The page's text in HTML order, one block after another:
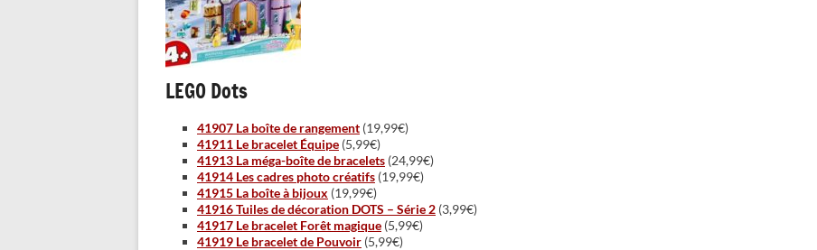
LEGO Dots
41907 La boîte de rangement (19,99€)
41911 Le bracelet Équipe (5,99€)
41913 La méga-boîte de bracelets (24,99€)
41914 Les cadres photo créatifs (19,99€)
41915 La boîte à bijoux (19,99€)
41916 Tuiles de décoration DOTS – Série 2 (3,99€)
41917 Le bracelet Forêt magique (5,99€)
41919 Le bracelet de Pouvoir (5,99€)